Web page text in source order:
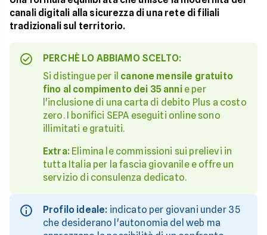
canali digitali alla sicurezza di una rete di filiali
tradizionali sul territorio.
PERCHÈ LO ABBIAMO SCELTO:
Si distingue per il canone mensile gratuito
fino al compimento dei 35 annie per
l'inclusione di una carta di debito Plus a costo
zero. I bonifici SEPA eseguiti online sono
illimitati e gratuiti.
Extra:Elimina le commissioni sui prelievi in
tutta Italia per la fascia giovanile e offre un
servizio di consulenza dedicato.
Profilo ideale: indicato per giovani under 35
che desiderano l'autonomia del web ma